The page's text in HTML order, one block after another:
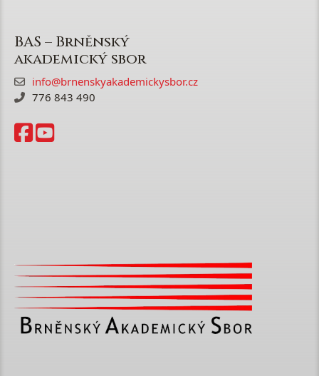
BAS – Brněnský
akademický sbor
info@brnenskyakademickysbor.cz
776 843 490